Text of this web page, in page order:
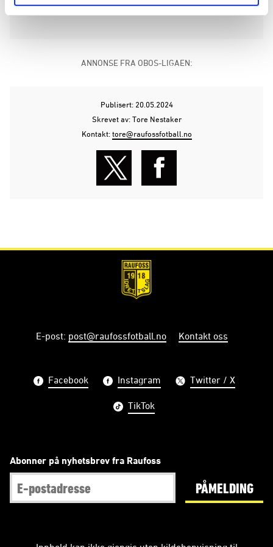
til tekst, bakgrunn og ornament.
ANNONSE FRA OBOS-LIGAEN:
Publisert: 20.05.2024
Skrevet av: Tore Nestaker
Kontakt:tore@raufossfotball.no
E-post: post@raufossfotball.no Kontakt oss
Facebook Instagram Twitter / X
TikTok
Abonner på nyhetsbrev fra Raufoss
PÅMELDING